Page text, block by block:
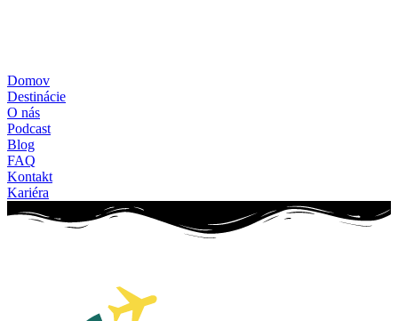
Domov
Destinácie
O nás
Podcast
Blog
FAQ
Kontakt
Kariéra